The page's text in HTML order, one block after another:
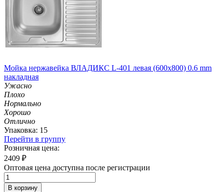
Мойка нержавейка ВЛАДИКС L-401 левая (600х800) 0.6 mm
накладная
Ужасно
Плохо
Нормально
Хорошо
Отлично
Упаковка: 15
Перейти в группу
Розничная цена:
2409 ₽
Оптовая цена доступна после регистрации
В корзину